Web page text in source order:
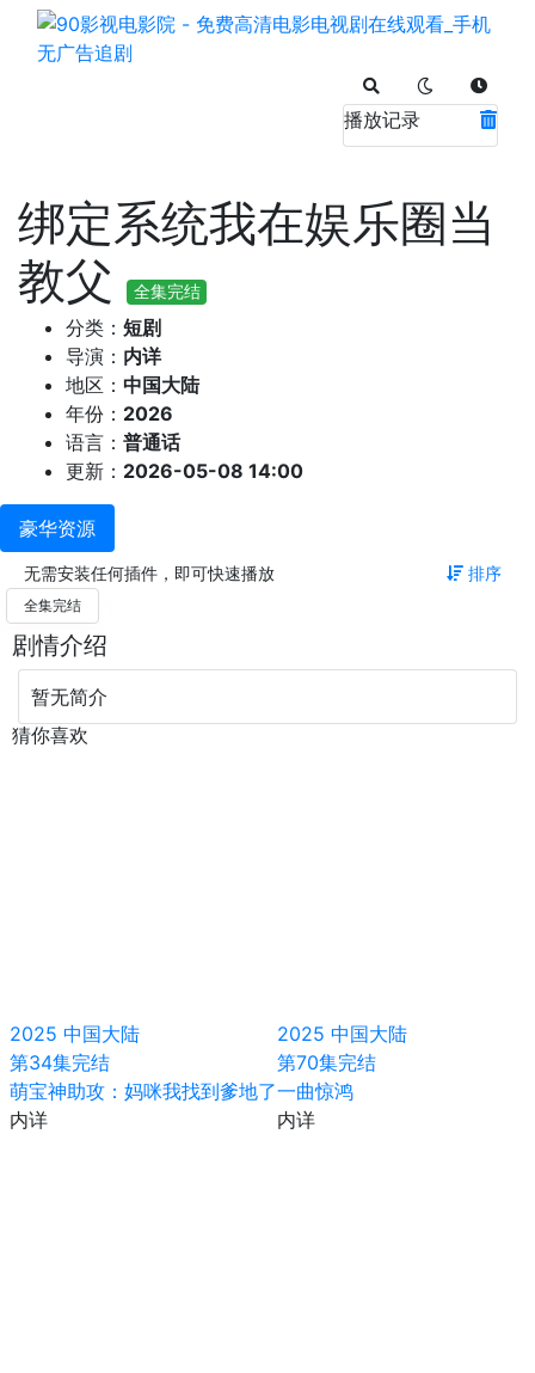
播放记录
绑定系统我在娱乐圈当
教父
全集完结
分类： 短剧
导演： 内详
地区： 中国大陆
年份： 2026
语言： 普通话
更新： 2026-05-08 14:00
豪华资源
无需安装任何插件，即可快速播放 排序
全集完结
剧情介绍
暂无简介
猜你喜欢
2025 中国大陆
第34集完结
萌宝神助攻：妈咪我找到爹地了
内详
2025 中国大陆
第70集完结
一曲惊鸿
内详